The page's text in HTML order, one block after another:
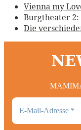
Vienna my
Burgtheater
Die